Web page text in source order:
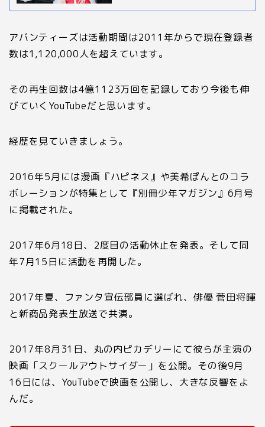
アバンティーズは活動期間は2011 年からで現在登録者
数は1 ,120,000人を超えています。
その再生回数は4億1123万回を記録しており今後も伸
びていく YouTubeだと思います。
経歴を見ていきましょう。
2016年5月には漫画『ハピネス』や美希ぽんとのコラ
ボレーションが特集として『別冊少年マガジン』 6月号
に掲載された。
2017年6月18日、 2度目の活動休止を発表。そして同
年7月15日に活動を再開した。
2017年夏、ファンタ宣伝部員に選ばれ、俳優 菅田将暉
と新商品発表生放送で共演。
2017年8月 31 日、丸の内ピカデリーにて彼らが主演の
映画「スクールアウトサイダー」を公開。その後9月
16日には、 YouTubeで映画を公開し、大きな反響をよ
んだ。